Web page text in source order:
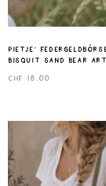
Pietje‘
bisquit sand Bear
CHF 18.00